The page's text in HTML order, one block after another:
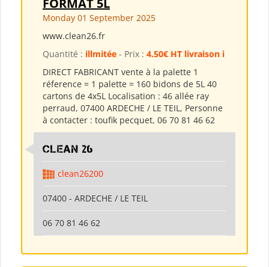
FORMAT 5L
Monday 01 September 2025
www.clean26.fr
Quantité : illmitée - Prix : 4.50€ HT livraison i
DIRECT FABRICANT vente à la palette 1
réference = 1 palette = 160 bidons de 5L 40
cartons de 4x5L Localisation : 46 allée ray
perraud, 07400 ARDECHE / LE TEIL, Personne
à contacter : toufik pecquet, 06 70 81 46 62
clean 26
clean26200
07400 - ARDECHE / LE TEIL
06 70 81 46 62